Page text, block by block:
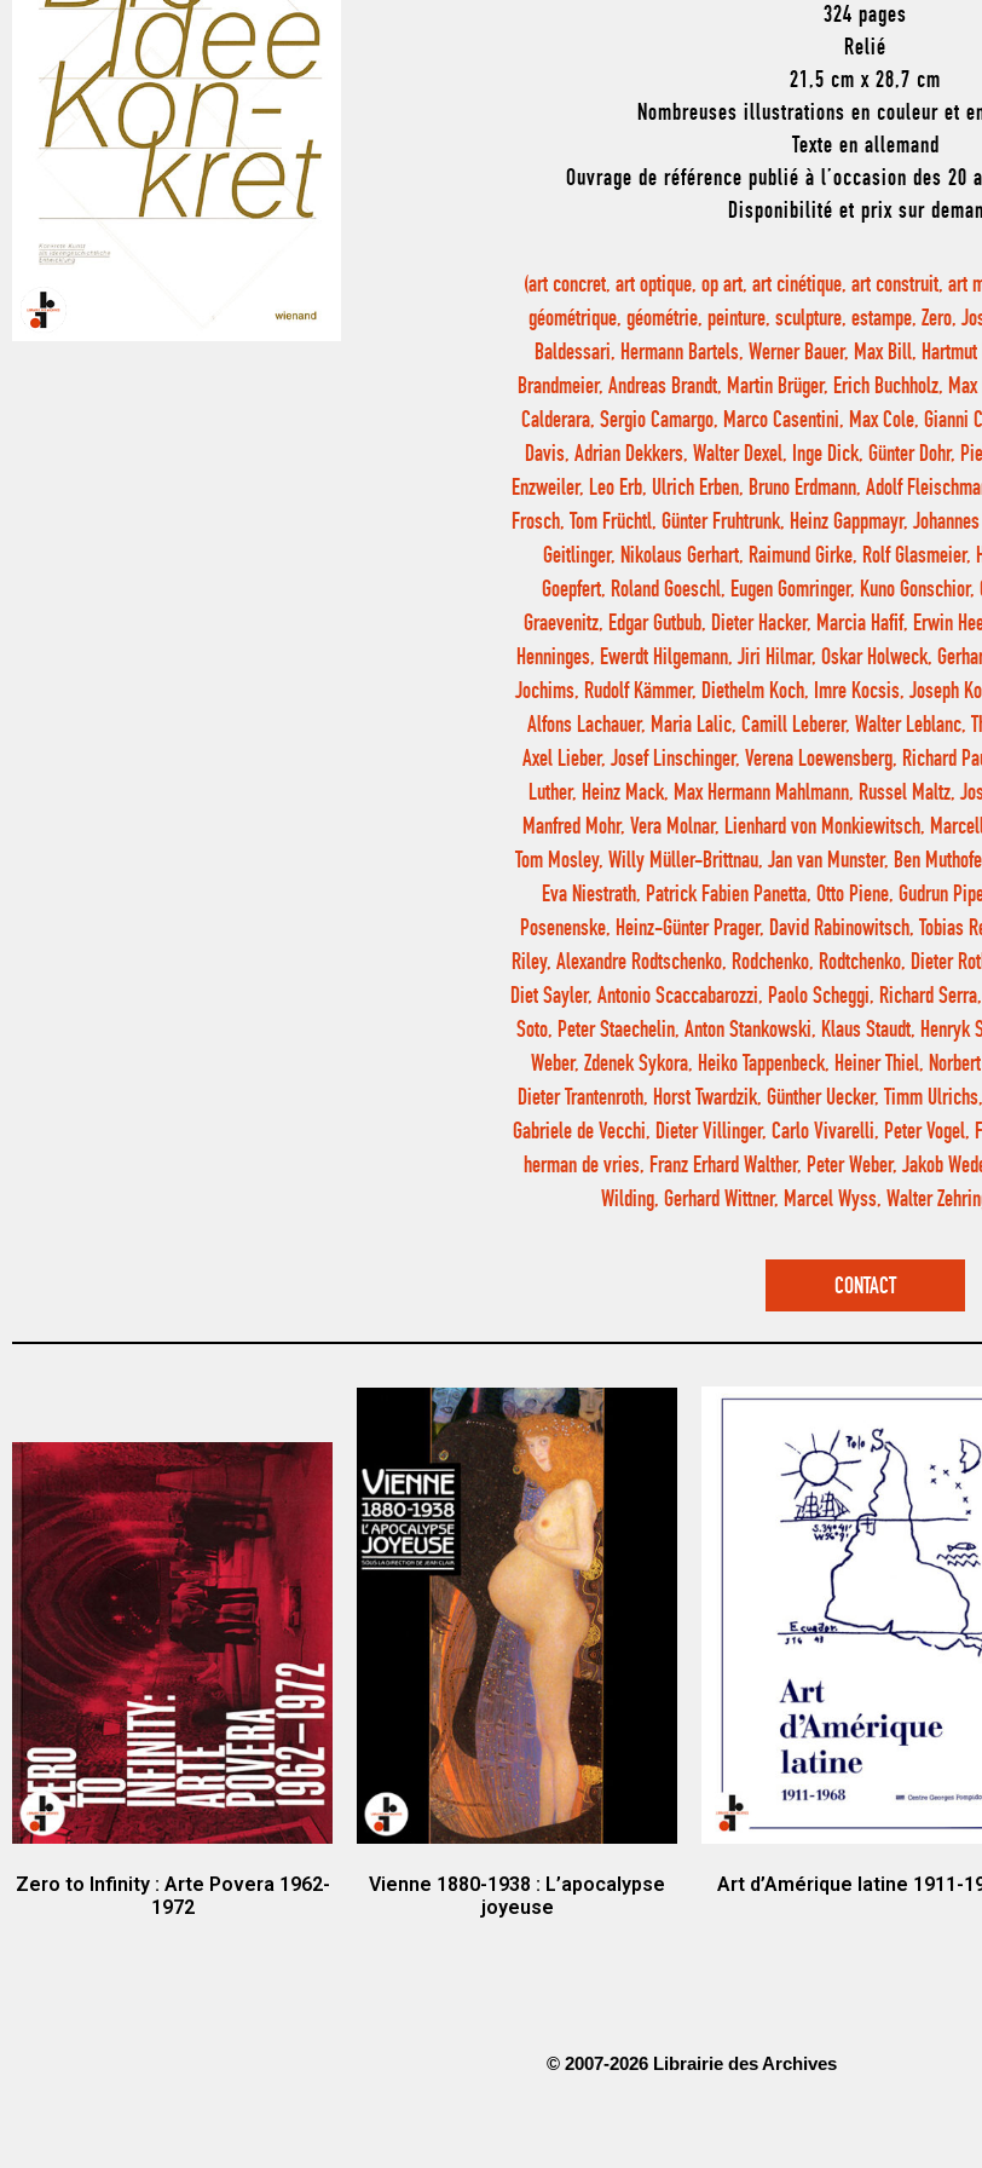
324 pages
Relié
21,5 cm x 28,7 cm
Nombreuses illustrations en couleur et
Texte en allemand
Ouvrage de référence publié à l’occasion des 20
Disponibilité et prix sur
(art concret, art optique, op art, art cinétique, art construit, art
géométrique, géométrie, peinture, sculpture, estampe, Zero,
Baldessari, Hermann Bartels, Werner Bauer, Max Bill,
Brandmeier, Andreas Brandt, Martin Brüger, Erich Buchholz,
Calderara, Sergio Camargo, Marco Casentini, Max Cole, Gianni
Davis, Adrian Dekkers, Walter Dexel, Inge Dick, Günter Dohr,
Enzweiler, Leo Erb, Ulrich Erben, Bruno Erdmann, Adolf
Frosch, Tom Früchtl, Günter Fruhtrunk, Heinz Gappmayr,
Geitlinger, Nikolaus Gerhart, Raimund Girke, Rolf Glasmeier,
Goepfert, Roland Goeschl, Eugen Gomringer, Kuno
Graevenitz, Edgar Gutbub, Dieter Hacker, Marcia Hafif, Erwin
Henninges, Ewerdt Hilgemann, Jiri Hilmar, Oskar Holweck,
Jochims, Rudolf Kämmer, Diethelm Koch, Imre Kocsis, Joseph
Alfons Lachauer, Maria Lalic, Camill Leberer, Walter Leblanc,
Axel Lieber, Josef Linschinger, Verena Loewensberg, Richard
Luther, Heinz Mack, Max Hermann Mahlmann, Russel Maltz,
Manfred Mohr, Vera Molnar, Lienhard von Monkiewitsch,
Tom Mosley, Willy Müller-Brittnau, Jan van Munster, Ben
Eva Niestrath, Patrick Fabien Panetta, Otto Piene, Gudrun
Posenenske, Heinz-Günter Prager, David Rabinowitsch, Tobias
Riley, Alexandre Rodtschenko, Rodchenko, Rodtchenko, Dieter
Diet Sayler, Antonio Scaccabarozzi, Paolo Scheggi, Richard
Soto, Peter Staechelin, Anton Stankowski, Klaus Staudt, Henryk
Weber, Zdenek Sykora, Heiko Tappenbeck, Heiner Thiel,
Dieter Trantenroth, Horst Twardzik, Günther Uecker, Timm
Gabriele de Vecchi, Dieter Villinger, Carlo Vivarelli, Peter Vogel,
herman de vries, Franz Erhard Walther, Peter Weber, Jakob
Wilding, Gerhard Wittner, Marcel Wyss, Walter
CONTACT
Zero to Infinity : Arte Povera 1962-
1972
Vienne 1880-1938 : L’apocalypse
joyeuse
Art d’Amérique latine 1911-
© 2007-2026 Librairie des Archives